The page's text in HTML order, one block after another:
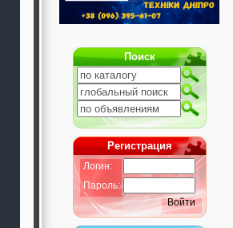
Поиск
Регистрация
Логин:
Пароль:
Войти